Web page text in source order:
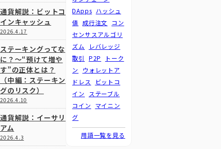
通貨解説：ビットコ
インキャッシュ
2026.4.17
ステーキングってな
に？～“預けて増や
す”の正体とは？
（中編：ステーキン
グのリスク）
2026.4.10
通貨解説：イーサリ
アム
2026.4.3
DApps ハッシュ
値 成行注文
コン
センサスアルゴリ
ズム
レバレッジ
取引
P2P
トーク
ン
ウォレットア
ドレス
ビットコ
イン
ステーブル
コイン
マイニン
グ
用語一覧を見る